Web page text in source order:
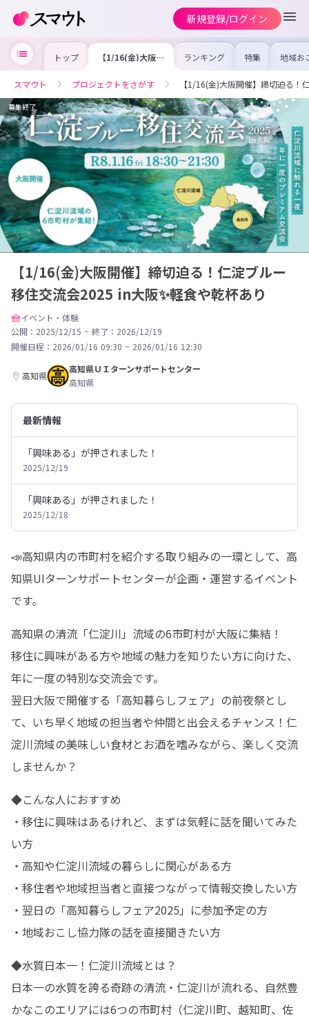
新規登録/ログイン
トップ 【1/16(金)大阪開
催】締切迫る！仁
会2025 in大阪✨
軽食や乾杯あり
ランキング 特集 地域お
の求
を集め
事内容
を比較
合った
けよう
スマウト プロジェクトをさがす 【1/16(金)大阪開催】締切迫る
募集終了
【1/16(金)大阪開催】締切迫る！仁淀ブルー
移住交流会2025 in大阪✨軽食や乾杯あり
イベント・体験
公開：2025/12/15 ~ 終了：2026/12/19
開催日程： 2026/01/16 09:30 ~ 2026/01/16 12:30
高知県
高知県ＵＩターンサポートセンター
高知県
最新情報
「興味ある」が押されました！
2025/12/19
「興味ある」が押されました！
2025/12/18
📣高知県内の市町村を紹介する取り組みの一環として、高
知県UIターンサポートセンターが企画・運営するイベント
です。
高知県の清流「仁淀川」流域の6市町村が大阪に集結！
移住に興味がある方や地域の魅力を知りたい方に向けた、
年に一度の特別な交流会です。
翌日大阪で開催する「高知暮らしフェア」の前夜祭とし
て、いち早く地域の担当者や仲間と出会えるチャンス！仁
淀川流域の美味しい食材とお酒を嗜みながら、楽しく交流
しませんか？
◆こんな人におすすめ
・移住に興味はあるけれど、まずは気軽に話を聞いてみた
い方
・高知や仁淀川流域の暮らしに関心がある方
・移住者や地域担当者と直接つながって情報交換したい方
・翌日の「高知暮らしフェア2025」に参加予定の方
・地域おこし協力隊の話を直接聞きたい方
◆水質日本一！仁淀川流域とは？
日本一の水質を誇る奇跡の清流・仁淀川が流れる、自然豊
かなこのエリアには6つの市町村（仁淀川町、越知町、佐